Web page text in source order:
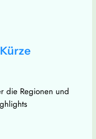
die Regionen und